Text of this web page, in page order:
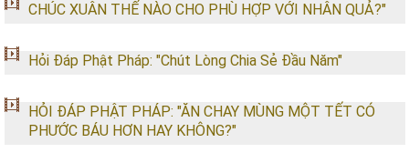
CHÚC XUÂN THẾ NÀO CHO PHÙ HỢP VỚI NHÂN QUẢ?"
Hỏi Đáp Phật Pháp: "Chút Lòng Chia Sẻ Đầu Năm"
HỎI ĐÁP PHẬT PHÁP: "ĂN CHAY MÙNG MỘT TẾT CÓ
PHƯỚC BÁU HƠN HAY KHÔNG?"